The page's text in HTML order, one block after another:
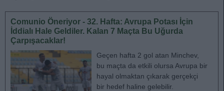
Comunio Öneriyor - 32. Hafta: Avrupa Potası İçin
İddialı Hale Geldiler. Kalan 7 Maçta Bu Uğurda
Çarpışacaklar!
Geçen hafta 2 gol atan Minchev,
bu maçta da etkili olursa Avrupa bir
hayal olmaktan çıkarak gerçekçi
bir hedef haline gelebilir.